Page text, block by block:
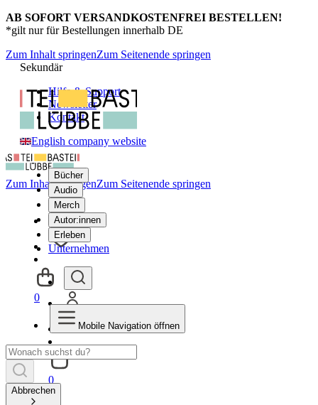
AB SOFORT VERSANDKOSTENFREI BESTELLEN!
*gilt nur für Bestellungen innerhalb DE
Zum Inhalt springenZum Seitenende springen
Sekundär
Hilfe & Support
Newsletter
Kontakt
English company website
Bücher
Audio
Merch
Autor:innen
Erleben
Unternehmen
0
Zum Inhalt springenZum Seitenende springen
0
Mobile Navigation öffnen
Abbrechen